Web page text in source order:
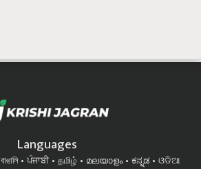
Languages
বাঙালি ਪੰਜਾਬੀ தமிழ் മലയാളം ಕನ್ನಡ
ଓଡିଆ